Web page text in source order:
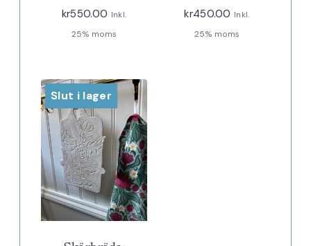
kr550.00 Inkl.
25% moms
kr450.00 Inkl.
25% moms
Slut i lager